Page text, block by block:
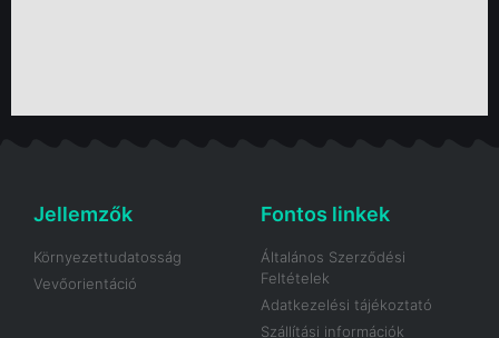
Jellemzők
Környezettudatosság
Vevőorientáció
Fontos linkek
Általános Szerződési
Feltételek
Adatkezelési tájékoztató
Szállítási információk